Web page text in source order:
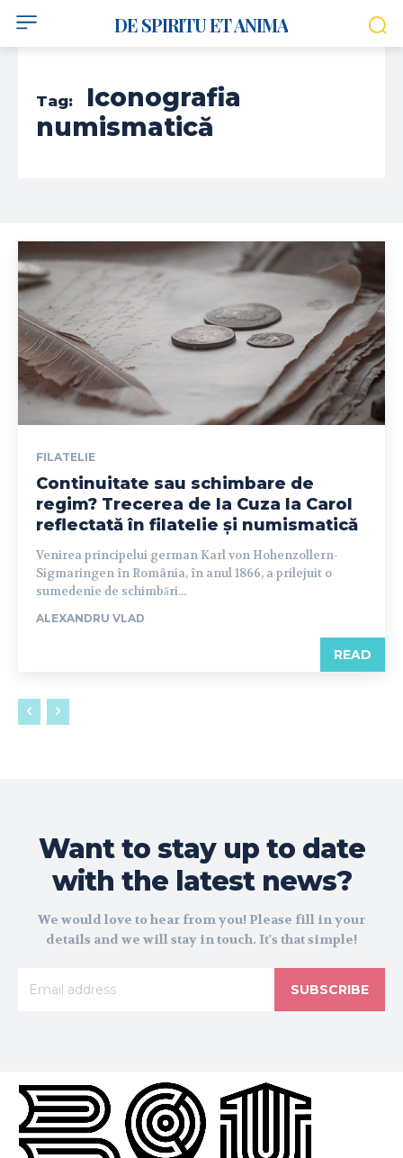
DE SPIRITU ET ANIMA
Tag:
Iconografia
numismatică
FILATELIE
Continuitate sau schimbare de
regim? Trecerea de la Cuza la Carol
reflectată în filatelie și numismatică
Venirea principelui german Karl von Hohenzollern-
Sigmaringen în România, în anul 1866, a prilejuit o
sumedenie de schimbări...
ALEXANDRU VLAD
READ
Want to stay up to date
with the latest news?
We would love to hear from you! Please fill in your
details and we will stay in touch. It's that simple!
SUBSCRIBE